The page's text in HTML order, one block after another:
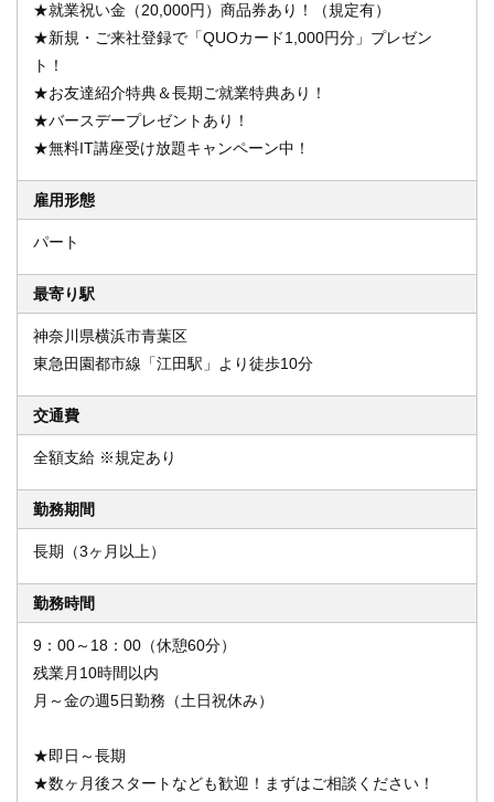
★就業祝い金（20,000円）商品券あり！（規定有）
★新規・ご来社登録で「QUOカード1,000円分」プレゼン
ト！
★お友達紹介特典＆長期ご就業特典あり！
★バースデープレゼントあり！
★無料IT講座受け放題キャンペーン中！
雇用形態
パート
最寄り駅
神奈川県横浜市青葉区
東急田園都市線「江田駅」より徒歩10分
交通費
全額支給 ※規定あり
勤務期間
長期（3ヶ月以上）
勤務時間
9：00～18：00（休憩60分）
残業月10時間以内
月～金の週5日勤務（土日祝休み）
★即日～長期
★数ヶ月後スタートなども歓迎！まずはご相談ください！